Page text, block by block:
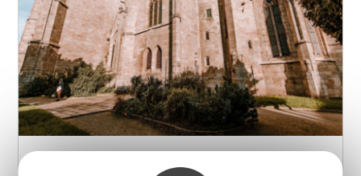
Eglise Saint-Malo